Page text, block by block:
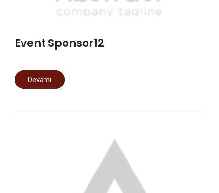
Event Sponsor12
Devamı